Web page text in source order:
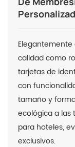
calidad como
tarjetas de
con
tamaño y
ecológica a las
para hoteles,
exclusivos.